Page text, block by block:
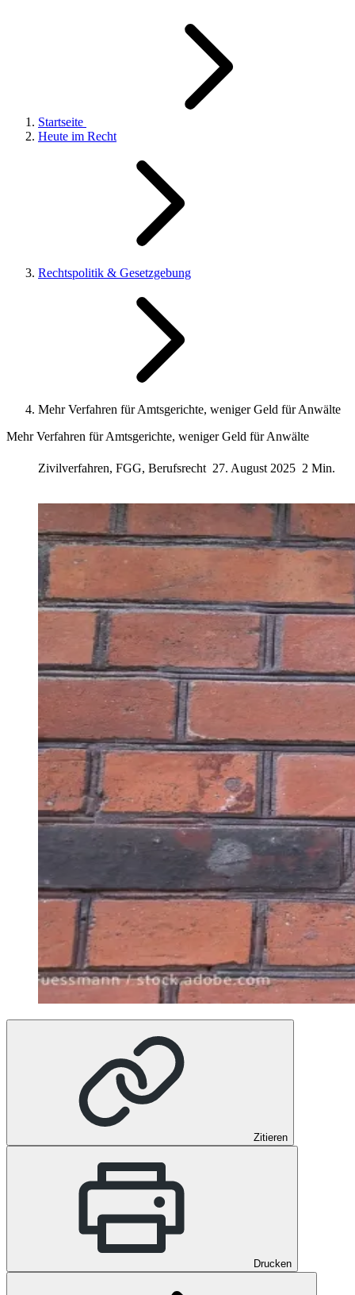
Startseite
Heute im Recht
Rechtspolitik & Gesetzgebung
Mehr Verfahren für Amtsgerichte, weniger Geld für Anwälte
Mehr Verfahren für Amtsgerichte, weniger Geld für Anwälte
Zivilverfahren, FGG, Berufsrecht 27. August 2025 2 Min.
Zitieren
Drucken